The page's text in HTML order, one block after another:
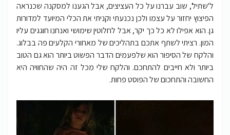
ל'שתיל', שוב עברנו על כל העציצים, אבל הגענו למסקנה שכנראה
הפיצוץ יחזור על עצמו ולכן נכנעתי וקניתי את הכלי המיועד למדורות
גן. הוא אפילו לא כל כך יקר, אבל לחלוטין שימושי ואנחנו חוגגים עליו
המון. רציתי לשתף אתכם בתהליכים של מאחורי הקלעים פה בבלוג.
והלקח של הסיפור הוא שלפעמים הדבר הפשוט ביותר הוא גם הטוב
ביותר ולא חייבים להתחכם. והלקח שלי מכל זה היה שהחוויה היא
החשובה והתחכום של הפוסט פחות.